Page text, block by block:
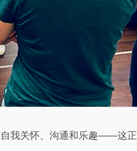
我关怀、沟通和乐趣——这